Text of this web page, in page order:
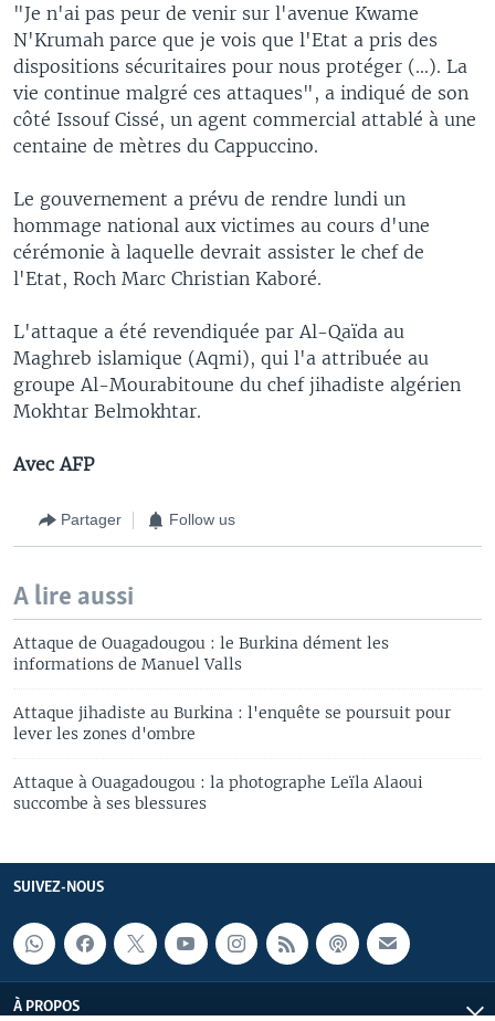
"Je n'ai pas peur de venir sur l'avenue Kwame
N'Krumah parce que je vois que l'Etat a pris des
dispositions sécuritaires pour nous protéger (...). La
vie continue malgré ces attaques", a indiqué de son
côté Issouf Cissé, un agent commercial attablé à une
centaine de mètres du Cappuccino.
Le gouvernement a prévu de rendre lundi un
hommage national aux victimes au cours d'une
cérémonie à laquelle devrait assister le chef de
l'Etat, Roch Marc Christian Kaboré.
L'attaque a été revendiquée par Al-Qaïda au
Maghreb islamique (Aqmi), qui l'a attribuée au
groupe Al-Mourabitoune du chef jihadiste algérien
Mokhtar Belmokhtar.
Avec AFP
Partager Follow us
A lire aussi
Attaque de Ouagadougou : le Burkina dément les
informations de Manuel Valls
Attaque jihadiste au Burkina : l'enquête se poursuit pour
lever les zones d'ombre
Attaque à Ouagadougou : la photographe Leïla Alaoui
succombe à ses blessures
SUIVEZ-NOUS
À PROPOS